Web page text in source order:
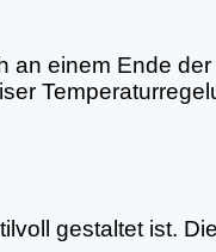
einem Ende
gestaltet ist.